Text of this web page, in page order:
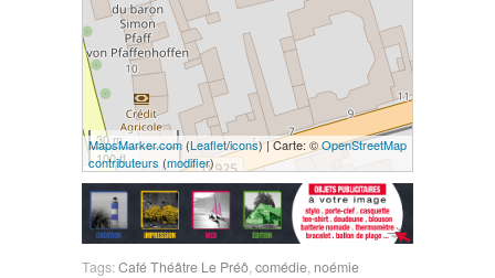
30 m
100 ft
MapsMarker.com (Leaflet/icons) | Carte: ©OpenStreetMap
contributeurs (modifier)
Tags:Café Théâtre Le Préô comédie noémie